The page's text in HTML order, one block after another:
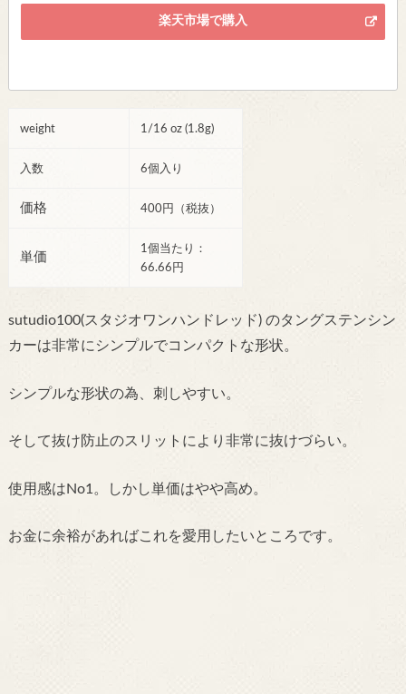
楽天市場で購入
weight 1/16 oz (1.8g)
入数 6個入り
価格 400円（税抜）
単価
1個当たり：
66.66円
sutudio100(スタジオワンハンドレッド) のタングステンシン
カーは非常にシンプルでコンパクトな形状。
シンプルな形状の為、刺しやすい。
そして抜け防止のスリットにより非常に抜けづらい。
使用感はNo1。しかし単価はやや高め。
お金に余裕があればこれを愛用したいところです。